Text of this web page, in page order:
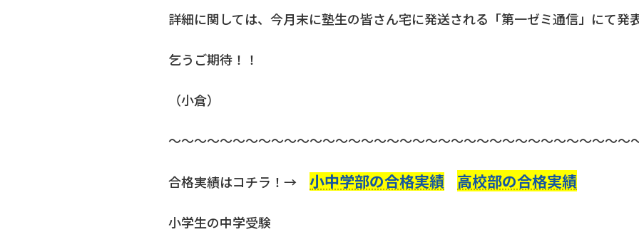
詳細に関しては、今月末に塾生の皆さん宅に発送される「第一ゼミ通信」にて発
乞うご期待！！
（小倉）
～～～～～～～～～～～～～～～～～～～～～～～～～～～～～～～～～～～～
合格実績はコチラ！→小中学部の合格実績 高校部の合格実績
小学生の中学受験